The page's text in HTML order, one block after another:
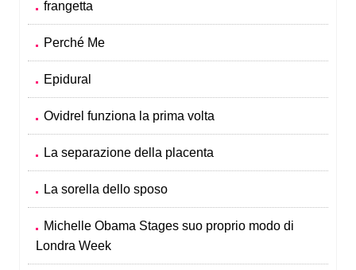
frangetta
Perché Me
Epidural
Ovidrel funziona la prima volta
La separazione della placenta
La sorella dello sposo
Michelle Obama Stages suo proprio modo di
Londra Week